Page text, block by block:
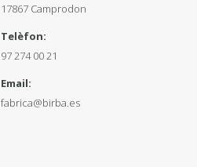
17867 Camprodon
Telèfon:
97 274 00 21
Email:
fabrica@birba.es